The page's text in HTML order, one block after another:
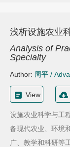
浅析设施农业
Analysis of
Specialty
Author: 周平 /
View
设施农业科学与工
备现代农业、环境
广、教学和科研等